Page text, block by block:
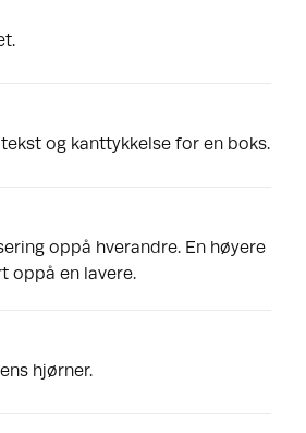
og kanttykkelse for en boks.
oppå hverandre. En høyere
oppå en lavere.
hjørner.